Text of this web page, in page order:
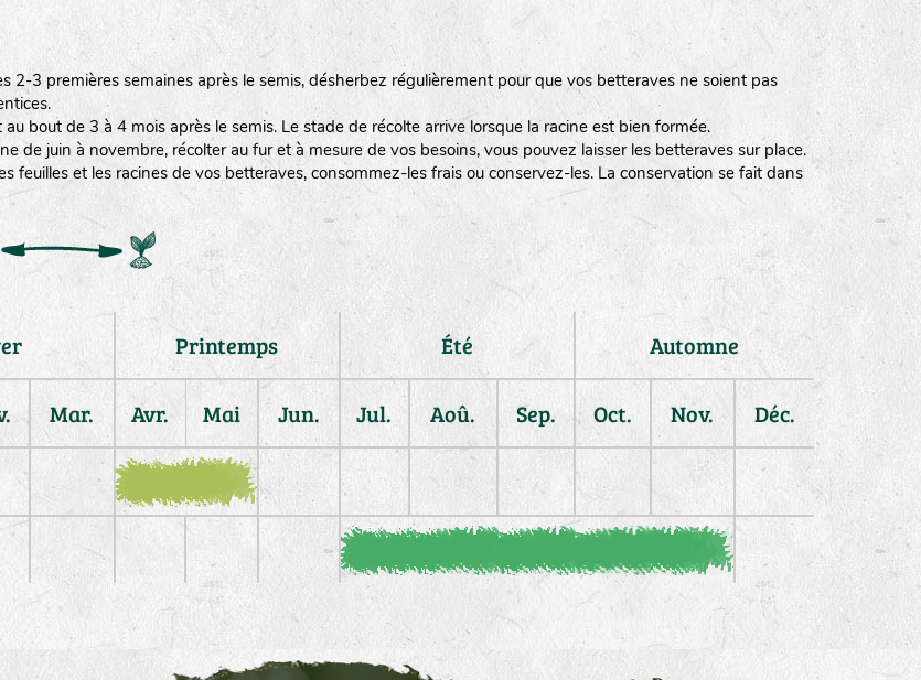
2-3 premières semaines après le semis, désherbez régulièrement pour que vos betteraves ne soient pas
bout de 3 à 4 mois après le semis. Le stade de récolte arrive lorsque la racine est bien formée.
de juin à novembre, récolter au fur et à mesure de vos besoins, vous pouvez laisser les betteraves sur place.
feuilles et les racines de vos betteraves, consommez-les frais ou conservez-les. La conservation se fait dans
Printemps Été Automne
Mar. Avr. Mai Jun. Jul. Aoû. Sep. Oct. Nov. Déc.